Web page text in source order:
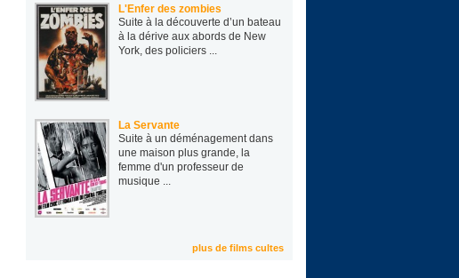
L'Enfer des zombies
Suite à la découverte d’un bateau
à la dérive aux abords de New
York, des policiers ...
La Servante
Suite à un déménagement dans
une maison plus grande, la
femme d'un professeur de
musique ...
plus de films cultes